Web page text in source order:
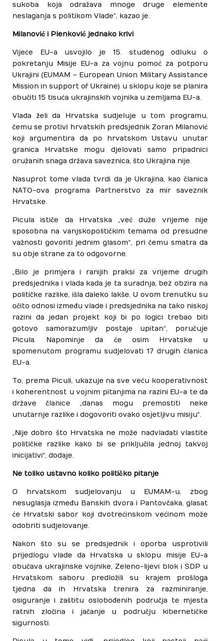
sukoba koja odražava mnoge druge elemente
neslaganja s politikom Vlade“, kazao je.
Milanović i Plenković jednako krivi
Vijeće EU-a usvojilo je 15. studenog odluku o
pokretanju Misije EU-a za vojnu pomoć za potporu
Ukrajini (EUMAM – European Union Military Assistance
Mission in support of Ukraine) u sklopu koje se planira
obučiti 15 tisuća ukrajinskih vojnika u zemljama EU-a.
Vlada želi da Hrvatska sudjeluje u tom programu,
čemu se protivi hrvatskih predsjednik Zoran Milanović
koji argumentira da po hrvatskom Ustavu unutar
granica Hrvatske mogu djelovati samo pripadnici
oružanih snaga država saveznica, što Ukrajina nije.
Nasuprot tome vlada tvrdi da je Ukrajina, kao članica
NATO-ova programa Partnerstvo za mir saveznik
Hrvatske.
Picula ističe da Hrvatska „već duže vrijeme nije
sposobna na vanjskopolitičkim temama od presudne
važnosti govoriti jednim glasom“, pri čemu smatra da
su obje strane za to odgovorne.
„Bilo je primjera i ranijih praksi za vrijeme drugih
predsjednika i vlada kada je ta suradnja, bez obzira na
političke razlike, išla daleko lakše. U ovom trenutku su
očito odnosi između vlade i predsjednika na tako niskoj
razini da jedan projekt koji bi po logici trebao biti
gotovo samorazumljiv postaje upitan“, poručuje
Picula. Napominje da će osim Hrvatske u
spomenutom programu sudjelovati 17 drugih članica
EU-a.
To, prema Piculi, ukazuje na sve veću kooperativnost
i koherentnost u vojnim pitanjima na razini EU-a te da
države članice „danas mogu premostiti neke
unutarnje razlike i dogovoriti ovako osjetljivu misiju“.
„Nije dobro što Hrvatska ne može nadvladati vlastite
političke razlike kako bi se priključila jednoj takvoj
inicijativi“, dodaje.
Ne toliko ustavno koliko političko pitanje
O hrvatskom sudjelovanju u EUMAM-u, zbog
nesuglasja između Banskih dvora i Pantovčaka, glasat
će Hrvatski sabor koji dvotrećinskom većinom može
odobriti sudjelovanje.
Nakon što su se predsjednik i oporba usprotivili
prijedlogu vlade da Hrvatska u sklopu misije EU-a
obučava ukrajinske vojnike, Zeleno-lijevi blok i SDP u
Hrvatskom saboru predložili su krajem prošloga
tjedna da ih Hrvatska trenira za razminiranje,
osiguranje i zaštitu oslobođenih područja te mjesta
ratnih zločina i jačanje u području kibernetičke
sigurnosti.